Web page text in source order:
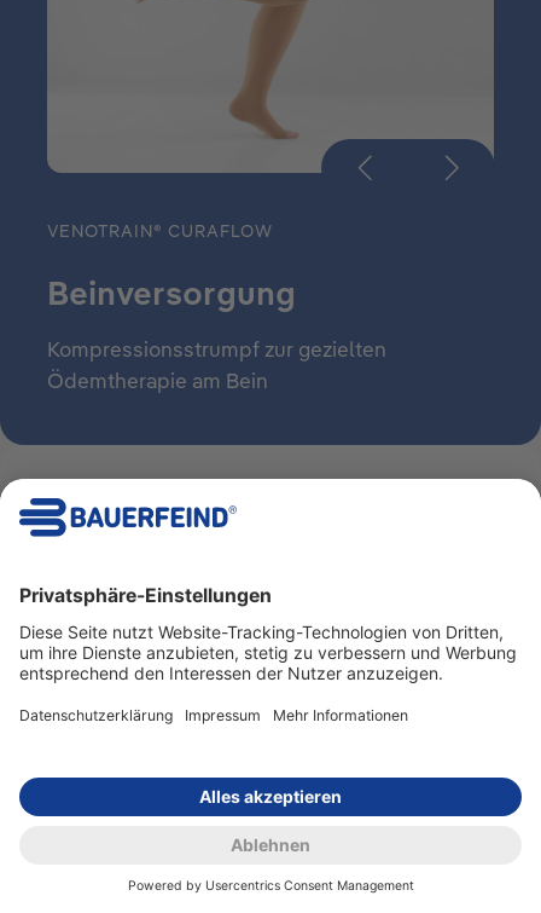
VENOTRAIN® CURAFLOW
Beinversorgung
Kompressionsstrumpf zur gezielten
Ödemtherapie am Bein
HÄNDLERSUCHE
Finde einen Sanitätsfachhändler in deiner
Nähe
und lass dich zu unseren Produkten beraten.